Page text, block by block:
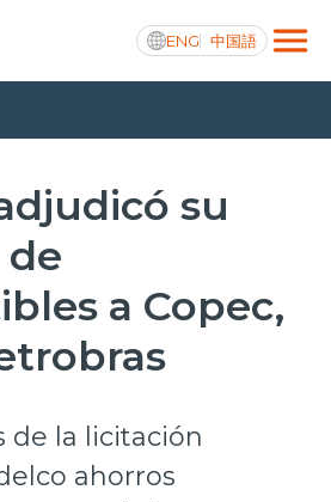
ENG 中国語
su
a Copec,
de la licitación
ahorros